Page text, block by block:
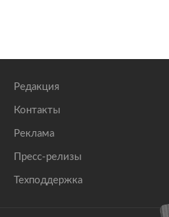
Редакция
Контакты
Реклама
Пресс-релизы
Техподдержка